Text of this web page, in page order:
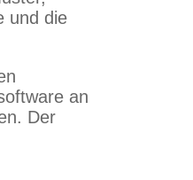
und die
an
Der